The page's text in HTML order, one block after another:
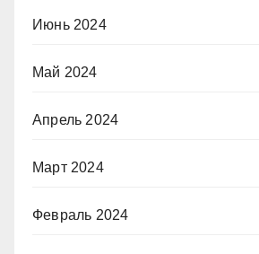
Июнь 2024
Май 2024
Апрель 2024
Март 2024
Февраль 2024